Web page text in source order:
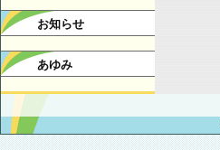
お知らせ
あゆみ